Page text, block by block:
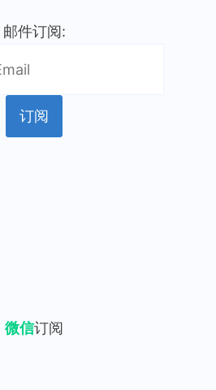
邮件订阅:
微信订阅